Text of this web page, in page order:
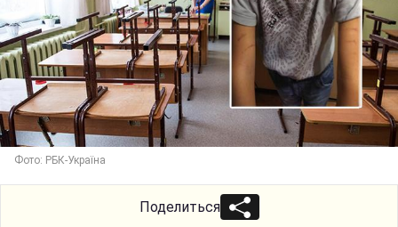
Фото: РБК-Україна
Поделиться